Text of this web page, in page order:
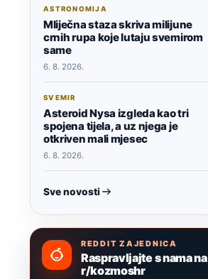
ASTRONOMIJA
Mliječna staza skriva milijune
crnih rupa koje lutaju svemirom
same
6. 8. 2026.
SVEMIR
Asteroid Nysa izgleda kao tri
spojena tijela, a uz njega je
otkriven mali mjesec
6. 8. 2026.
Sve novosti
REDDIT ZAJEDNICA
Raspravljajte s nama na
r/kozmoshr